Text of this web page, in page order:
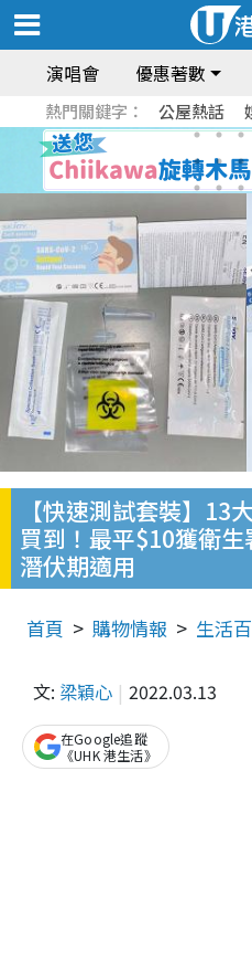
演唱會 優惠著數
熱門關鍵字： 公屋熱話
【快速測試套裝】13
買到！最平$10獲衛
潛伏期適用
首頁 購物情報 生活
文: 梁穎心 2022.03.13
在Google追蹤
《UHK 港生活》